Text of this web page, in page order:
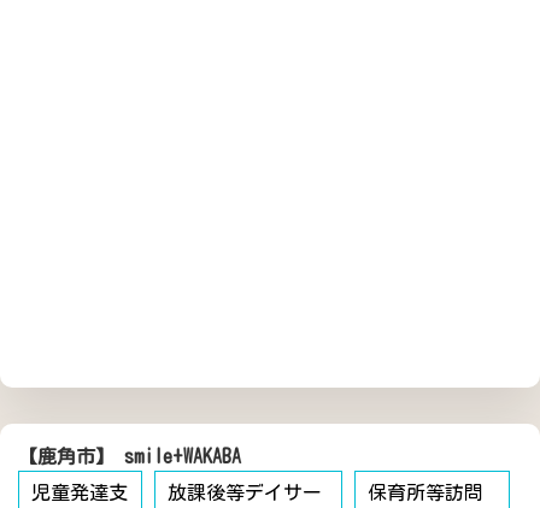
【鹿角市】 smile+WAKABA
児童発達支
放課後等デイサー
保育所等訪問